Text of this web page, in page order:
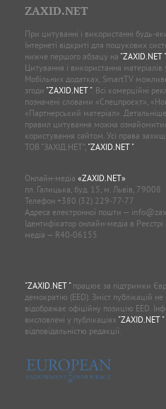
ZAXID.NET
При цитуванні і використанні будь-
Інтернеті відкриті для пошукових
нижче першого абзацу на "ZAXID.NET "
Цитування і використання
Мобільних додатках, SmartTV
згоди "ZAXID.NET ". Всі комерційні
позначені словами «Спецпроєкт»,
«Партнерський матеріал».
правил цитування можна
користування сайтом. Усі права
ТОВ “ЗАХІД.НЕТ”, "ZAXID.NET ".
Онлайн-медіа «ZAXID.NET»
пл. Галицька, буд. 15, м. Львів, 79008
Телефон +380 (32) 229-77-77
Адреса електронної пошти —
Ідентифікатор онлайн-медіа в Реєстрі
медіа — R40-06155
"ZAXID.NET "працює за підтримки
демократію (EED). Зміст публікацій не
відображає офіційну позицію EED.
висловлені у публікаціях "ZAXID.NET "
відповідальністю редакції.